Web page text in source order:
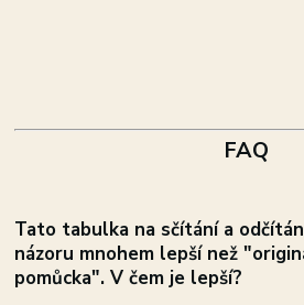
FAQ
Tato tabulka na sčítání a
názoru mnohem lepší než
pomůcka". V čem je lepší?